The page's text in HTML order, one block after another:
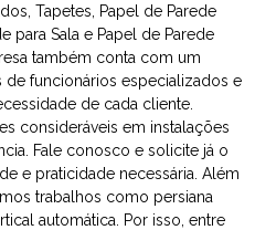
Tapetes, Papel de Parede
para Sala e Papel de Parede
também conta com um
de funcionários especializados e
de cada cliente.
consideráveis em instalações
Fale conosco e solicite já o
e praticidade necessária. Além
trabalhos como persiana
automática. Por isso, entre